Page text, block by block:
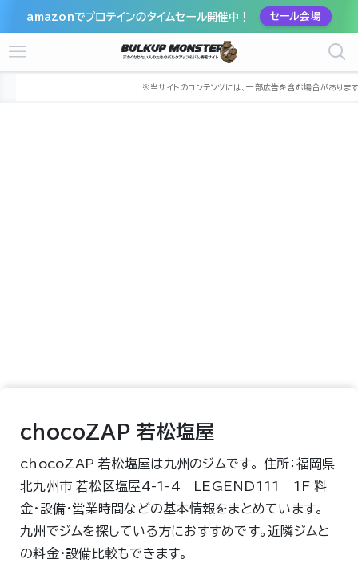
amazonでプロテインのタイムセール開催中！ セール会場
福岡県 北九州市 北九州市若松区
chocoZAP 若松塩屋
chocoZAP 若松塩屋は九州のジムです。 住所：福岡県
北九州市 若松区塩屋4-1-4 LEGEND111 1F 料
金・設備・営業時間などの基本情報をまとめています。
九州でジムを探している方におすすめです。近隣ジムと
の料金・設備比較もできます。